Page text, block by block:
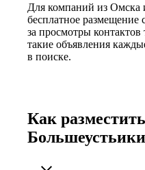
Для компаний из Омска
бесплатное размещение
за просмотры
такие объявления
в поиске.
Как